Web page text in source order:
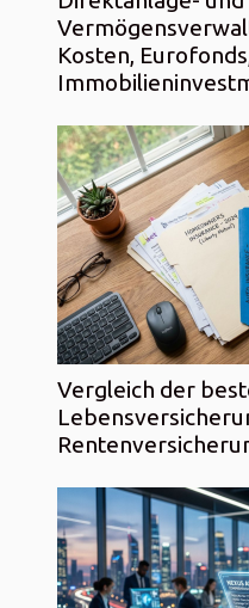
Kosten,
Vergleich der